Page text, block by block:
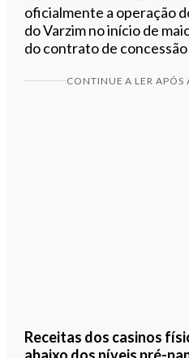
oficialmente a operação
do Varzim no início de
do contrato de concessão
CONTINUE A LER APÓS
Receitas dos casinos